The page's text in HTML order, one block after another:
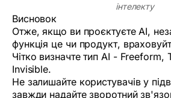
інтелекту
Висновок
Отже, якщо ви проєктуєте AI,
функція це чи продукт,
Чітко визначте тип AI - Freeform,
Invisible.
Не залишайте користувачів у
завжди надайте зворотний